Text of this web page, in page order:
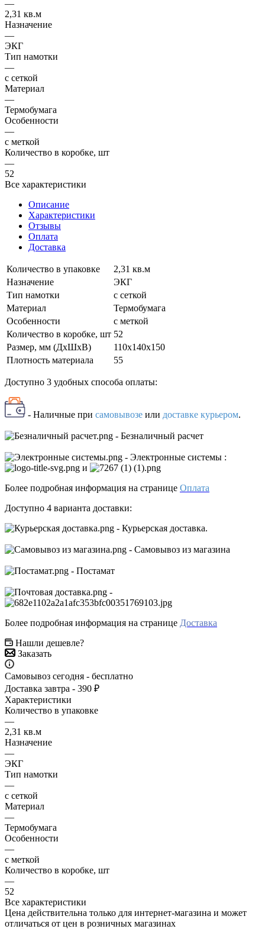
—
2,31 кв.м
Назначение
—
ЭКГ
Тип намотки
—
с сеткой
Материал
—
Термобумага
Особенности
—
с меткой
Количество в коробке, шт
—
52
Все характеристики
Описание
Характеристики
Отзывы
Оплата
Доставка
Количество в упаковке
2,31 кв.м
Назначение
ЭКГ
Тип намотки
с сеткой
Материал
Термобумага
Особенности
с меткой
Количество в коробке, шт 52
Размер, мм (ДxШxВ)
110х140х150
Плотность материала
55
Доступно 3 удобных способа оплаты:
- Наличные при самовывозе или доставке курьером.
- Безналичный расчет
- Электронные системы :
и
Более подробная информация на странице Оплата
Доступно 4 варианта доставки:
- Курьерская доставка.
- Самовывоз из магазина
- Постамат
-
Более подробная информация на странице Доставка
Нашли дешевле?
Заказать
Самовывоз сегодня - бесплатно
Доставка завтра - 390 ₽
Характеристики
Количество в упаковке
—
2,31 кв.м
Назначение
—
ЭКГ
Тип намотки
—
с сеткой
Материал
—
Термобумага
Особенности
—
с меткой
Количество в коробке, шт
—
52
Все характеристики
Цена действительна только для интернет-магазина и может
отличаться от цен в розничных магазинах